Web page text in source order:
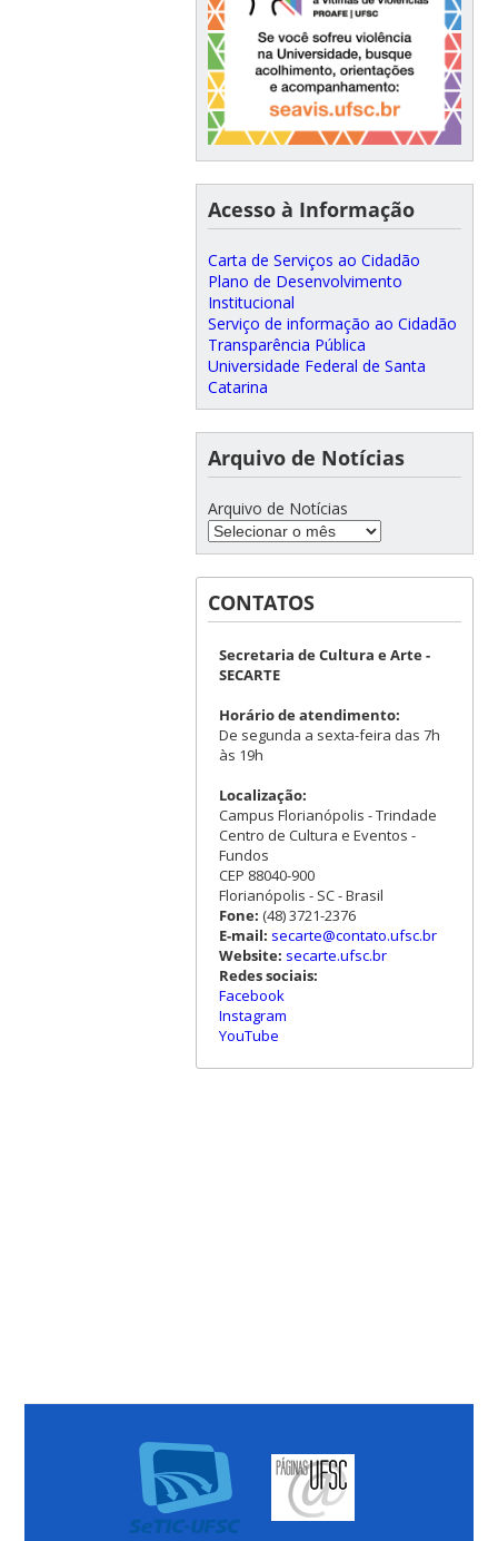
Acesso à Informação
Carta de Serviços ao Cidadão
Plano de Desenvolvimento
Institucional
Serviço de informação ao Cidadão
Transparência Pública
Universidade Federal de Santa
Catarina
Arquivo de Notícias
Arquivo de Notícias
CONTATOS
Secretaria de Cultura e Arte -
SECARTE
Horário de atendimento:
De segunda a sexta-feira das 7h
às 19h
Localização:
Campus Florianópolis - Trindade
Centro de Cultura e Eventos -
Fundos
CEP 88040-900
Florianópolis - SC - Brasil
Fone: (48) 3721-2376
E-mail: secarte@contato.ufsc.br
Website: secarte.ufsc.br
Redes sociais:
Facebook
Instagram
YouTube